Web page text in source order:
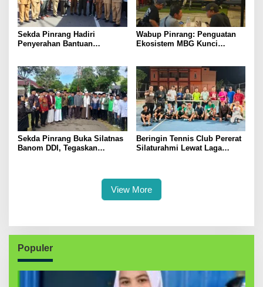
Sekda Pinrang Hadiri
Penyerahan Bantuan
Wabup Pinrang: Penguatan
Ekosistem MBG Kunci
Sekda Pinrang Buka Silatnas
Banom DDI, Tegaskan
Beringin Tennis Club Pererat
Silaturahmi Lewat Laga
View More
Populer